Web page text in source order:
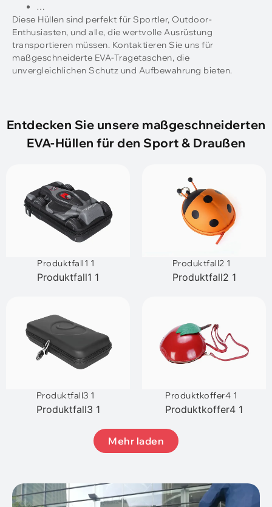
…
Diese Hüllen sind perfekt für Sportler, Outdoor-
Enthusiasten, und alle, die wertvolle Ausrüstung
transportieren müssen. Kontaktieren Sie uns für
maßgeschneiderte EVA-Tragetaschen, die
unvergleichlichen Schutz und Aufbewahrung bieten.
Entdecken Sie unsere maßgeschneiderten
EVA-Hüllen für den Sport & Draußen
Produktfall1 1
Produktfall1 1
Produktfall2 1
Produktfall2 1
Produktfall3 1
Produktfall3 1
Produktkoffer4 1
Produktkoffer4 1
Mehr laden